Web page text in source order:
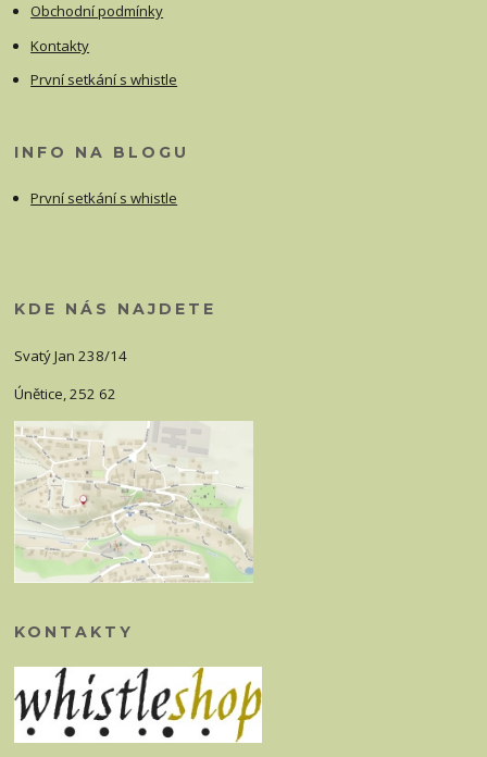
Obchodní podmínky
Kontakty
První setkání s whistle
INFO NA BLOGU
První setkání s whistle
KDE NÁS NAJDETE
Svatý Jan 238/14
Únětice, 252 62
KONTAKTY